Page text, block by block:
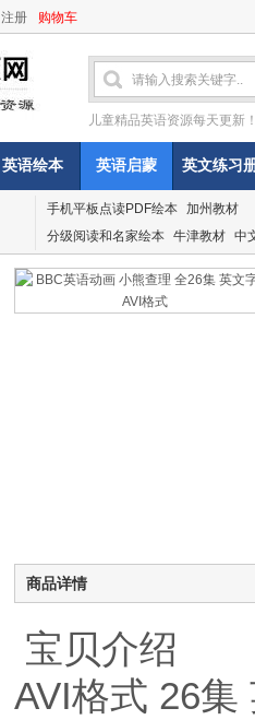
注册 购物车
儿童精品英语资源每天更新
英语绘本 英语启蒙 英文练习
手机平板点读PDF绘本 加州教材
分级阅读和名家绘本 牛津教材 中
商品详情
宝贝介绍
AVI格式 26集